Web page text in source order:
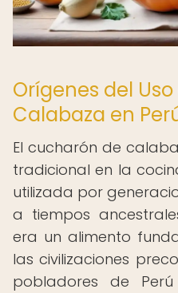
Orígenes del
Calabaza en
El cucharón de
tradicional en la
utilizada por
a tiempos
era un alimento
las civilizaciones
pobladores de